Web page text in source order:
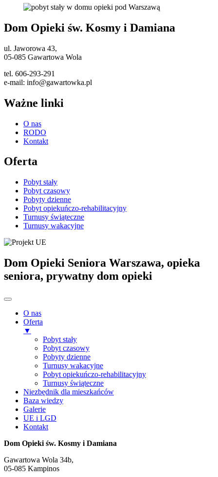
Dom Opieki św. Kosmy i Damiana
ul. Jaworowa 43,
05-085 Gawartowa Wola
tel. 606-293-291
e-mail: info@gawartowka.pl
Ważne linki
O nas
RODO
Kontakt
Oferta
Pobyt stały
Pobyt czasowy
Pobyty dzienne
Pobyt opiekuńczo-rehabilitacyjny
Turnusy świąteczne
Turnusy wakacyjne
Dom Opieki Seniora Warszawa, opieka
seniora, prywatny dom opieki
O nas
Oferta
▼
Pobyt stały
Pobyt czasowy
Pobyty dzienne
Turnusy wakacyjne
Pobyt opiekuńczo-rehabilitacyjny
Turnusy świąteczne
Niezbędnik dla mieszkańców
Baza wiedzy
Galerie
UE i LGD
Kontakt
Dom Opieki św. Kosmy i Damiana
Gawartowa Wola 34b,
05-085 Kampinos